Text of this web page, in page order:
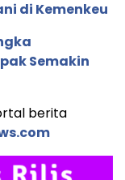
di Kemenkeu
Semakin
berita